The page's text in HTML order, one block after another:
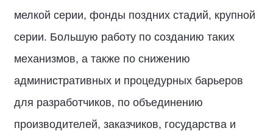
мелкой серии, фонды поздних стадий, крупной
серии. Большую работу по созданию таких
механизмов, а также по снижению
административных и процедурных барьеров
для разработчиков, по объединению
производителей, заказчиков, государства и